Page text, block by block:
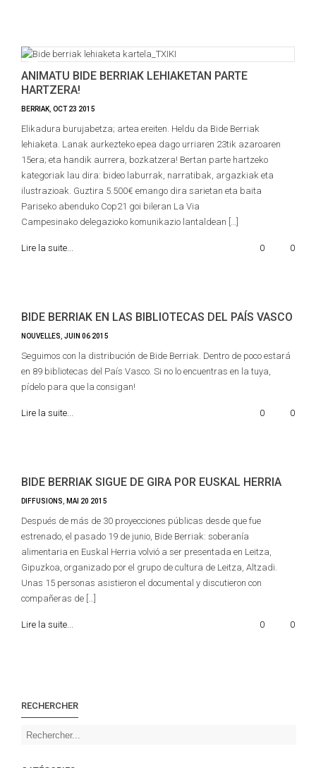
ANIMATU BIDE BERRIAK LEHIAKETAN PARTE
HARTZERA!
BERRIAK OCT 23 2015
Elikadura burujabetza; artea ereiten. Heldu da Bide Berriak
lehiaketa. Lanak aurkezteko epea dago urriaren 23tik azaroaren
15era; eta handik aurrera, bozkatzera! Bertan parte hartzeko
kategoriak lau dira: bideo laburrak, narratibak, argazkiak eta
ilustrazioak. Guztira 5.500€ emango dira sarietan eta baita
Pariseko abenduko Cop21 goi bileran La Via
Campesinako delegazioko komunikazio lantaldean […]
Lire la suite... 0 0
BIDE BERRIAK EN LAS BIBLIOTECAS DEL PAÍS VASCO
NOUVELLES JUIN 06 2015
Seguimos con la distribución de Bide Berriak. Dentro de poco estará
en 89 bibliotecas del País Vasco. Si no lo encuentras en la tuya,
pídelo para que la consigan!
Lire la suite... 0 0
BIDE BERRIAK SIGUE DE GIRA POR EUSKAL HERRIA
DIFFUSIONS MAI 20 2015
Después de más de 30 proyecciones públicas desde que fue
estrenado, el pasado 19 de junio, Bide Berriak: soberanía
alimentaria en Euskal Herria volvió a ser presentada en Leitza,
Gipuzkoa, organizado por el grupo de cultura de Leitza, Altzadi.
Unas 15 personas asistieron el documental y discutieron con
compañeras de […]
Lire la suite... 0 0
RECHERCHER